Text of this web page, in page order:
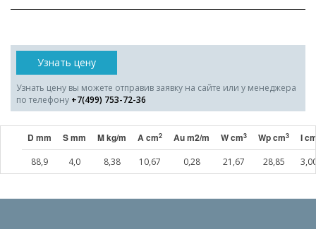
Узнать цену
Узнать цену вы можете отправив заявку на сайте или у менеджера
по телефону +7(499) 753-72-36
D mm S mm M kg/m A cm2 Au m2/m W cm3 Wp cm3 I
88,9 4,0 8,38 10,67 0,28 21,67 28,85